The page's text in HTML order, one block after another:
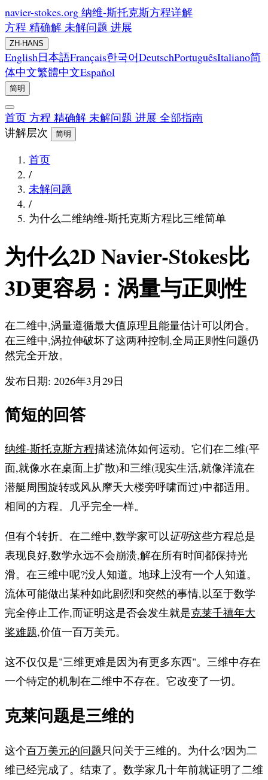
navier-stokes.org 纳维-斯托克斯方程详解
方程 精确解 未解问题 进展
ZH-HANS
English日本語Français한국어DeutschPortuguêsItaliano简
体中文繁體中文Español
简明
首页 方程 精确解 未解问题 进展 全部指南
讲解层次
简明
首页
/
未解问题
/
为什么二维纳维-斯托克斯方程比三维简单
为什么2D Navier-Stokes比
3D更容易：涡量与正则性
在二维中,涡量遵循最大值原理且能量估计可以闭合。
在三维中,涡拉伸破坏了这两种控制,全局正则性问题仍
然完全开放。
发布日期: 2026年3月29日
简短的回答
纳维-斯托克斯方程描述流体如何运动。它们在二维(平
面,就像水在桌面上扩散)和三维(现实生活,就像洋流在
潜艇周围旋转或风从摩天大楼旁呼啸而过)中都适用。
相同的方程。几乎完全一样。
但有个转折。在二维中,数学家可以证明这些方程总是
表现良好,数学永远不会崩溃,解在所有时间都保持光
滑。在三维中呢?没人知道。地球上没有一个人知道。
流体可能做出某种如此剧烈和突然的事情,以至于数学
完全停止工作,而证明这是否会发生就是克莱千禧年大
奖难题,价值一百万美元。
这不仅仅是"三维更难是因为有更多东西"。三维中存在
一个特定的机制在二维中不存在。它改变了一切。
克莱问题是三维的
这个百万美元的问题只问关于三维的。为什么?因为二
维已经完成了。结束了。数学家几十年前就证明了二维